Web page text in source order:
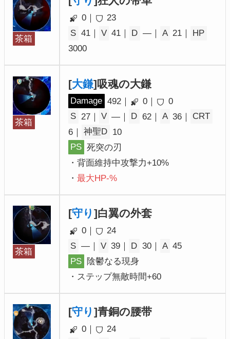
茶箱
0｜
23
S 41｜ V 41｜ D ―｜ A 21｜
HP
3000
茶箱
[大鎌]吸魂の大鎌
Damage 492｜ 0｜
0
S 27｜ V ―｜ D 62｜ A 36｜
CRT
6｜
神聖D 10
PS 死突の刃
・背面維持中攻撃力+10%
・最大HP-%
茶箱
[守り]白翼の外套
0｜
24
S ―｜ V 39｜ D 30｜ A 45
PS
陰鬱なる現身
・ステップ無敵時間+60
[守り]青銅の腰带
0｜
24